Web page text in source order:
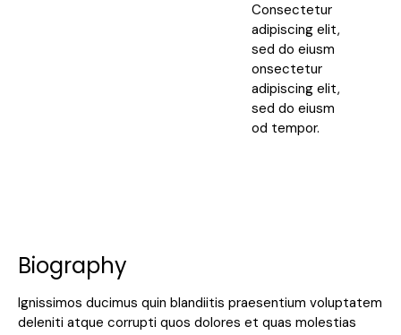
Consectetur
adipiscing elit,
sed do eiusm
onsectetur
adipiscing elit,
sed do eiusm
od tempor.
Biography
Ignissimos ducimus quin blandiitis praesentium voluptatem
deleniti atque corrupti quos dolores et quas molestias